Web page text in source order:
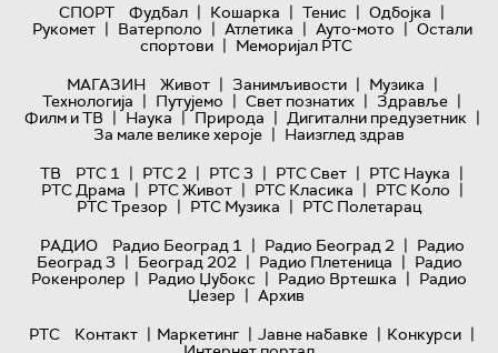
СПОРТ
Фудбал | Кошарка | Тенис | Одбојка |
Рукомет | Ватерполо | Атлетика | Ауто-мото | Остали
спортови | Меморијал РТС
МАГАЗИН
Живот | Занимљивости | Музика |
Технологијa | Путујемо | Свет познатих | Здравље |
Филм и ТВ | Наука | Природа | Дигитални предузетник |
За мале велике хероје | Наизглед здрав
ТВ
РТС 1 | РТС 2 | РТС 3 | РТС Свет | РТС Наука |
РТС Драма | РТС Живот | РТС Класика | РТС Коло |
РТС Трезор | РТС Музика | РТС Полетарац
РАДИО
Радио Београд 1 | Радио Београд 2 | Радио
Београд 3 | Београд 202 | Радио Плетеница | Радио
Рокенролер | Радио Џубокс | Радио Вртешка | Радио
Џезер | Архив
РТС
Контакт | Маркетинг | Јавне набавке | Конкурси |